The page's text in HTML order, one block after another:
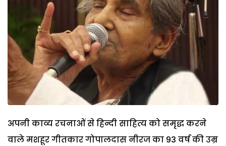
अपनी काव्य रचनाओं से हिन्दी साहित्य को समृद्ध करने
वाले मशहूर गीतकार गोपालदास नीरज का 93 वर्ष की उम्र